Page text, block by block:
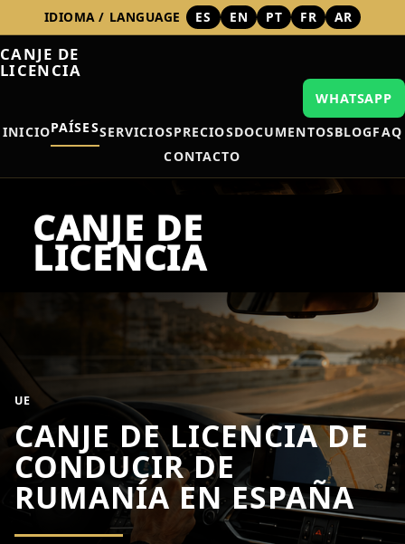
IDIOMA / LANGUAGE ES EN PT FR AR
CANJE DE
LICENCIA
INICIOPAÍSESSERVICIOSPRECIOSDOCUMENTOSBLOGFAQ
CONTACTO
WHATSAPP
UE
CANJE DE LICENCIA DE
CONDUCIR DE
RUMANÍA EN ESPAÑA